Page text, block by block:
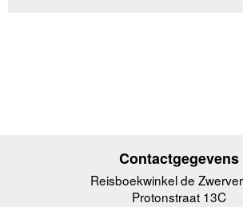
Contactgegevens
Reisboekwinkel de
Protonstraat 13C